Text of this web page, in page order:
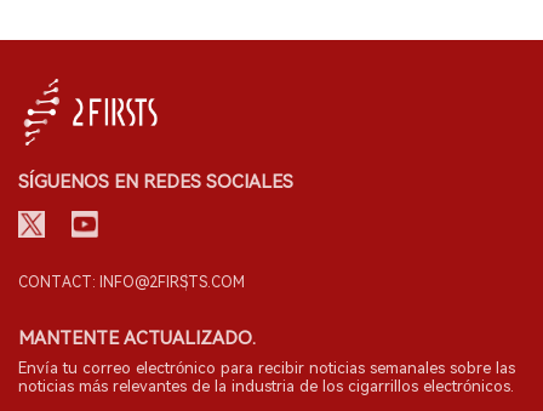
SÍGUENOS EN REDES SOCIALES
CONTACT: INFO@2FIRSTS.COM
MANTENTE ACTUALIZADO.
Envía tu correo electrónico para recibir noticias semanales sobre las
noticias más relevantes de la industria de los cigarrillos electrónicos.